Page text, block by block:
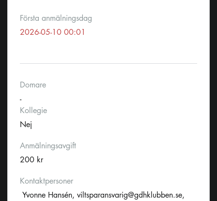
Första anmälningsdag
2026-05-10 00:01
Domare
-
Kollegie
Nej
Anmälningsavgift
200 kr
Kontaktpersoner
Yvonne Hansén, viltsparansvarig@gdhklubben.se,